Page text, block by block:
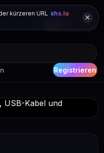
Registrieren
kürzeren URL shs.lu